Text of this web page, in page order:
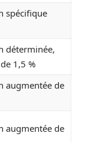
spécifique
déterminée,
1,5 %
augmentée de
augmentée de